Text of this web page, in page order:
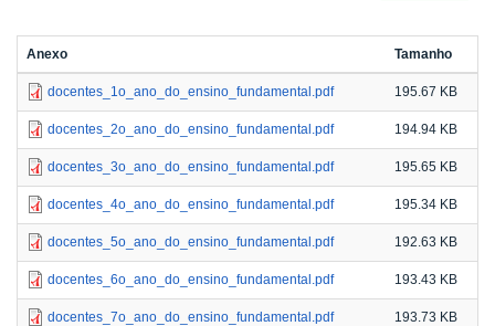
Anexo Tamanho
docentes_1o_ano_do_ensino_fundamental.pdf 195.67 KB
docentes_2o_ano_do_ensino_fundamental.pdf 194.94 KB
docentes_3o_ano_do_ensino_fundamental.pdf 195.65 KB
docentes_4o_ano_do_ensino_fundamental.pdf 195.34 KB
docentes_5o_ano_do_ensino_fundamental.pdf 192.63 KB
docentes_6o_ano_do_ensino_fundamental.pdf 193.43 KB
docentes_7o_ano_do_ensino_fundamental.pdf 193.73 KB